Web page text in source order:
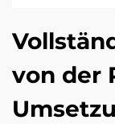
von der